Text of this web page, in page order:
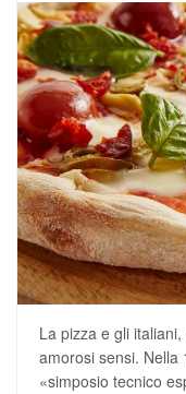
La pizza e gli
amorosi sensi. Nella
«simposio tecnico